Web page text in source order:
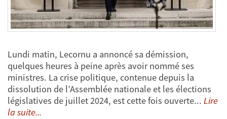
Lundi matin, Lecornu a annoncé sa démission,
quelques heures à peine après avoir nommé ses
ministres. La crise politique, contenue depuis la
dissolution de l’Assemblée nationale et les élections
législatives de juillet 2024, est cette fois ouverte... Lire
la suite...